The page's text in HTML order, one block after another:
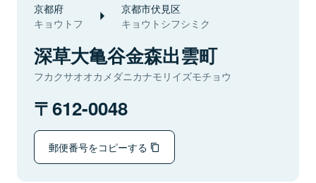
京都府
キョウトフ
京都市伏見区
キョウトシフシミク
深草大亀谷金森出雲町
フカクサオオカメダニカナモリイズモチョウ
612-0048
郵便番号をコピーする